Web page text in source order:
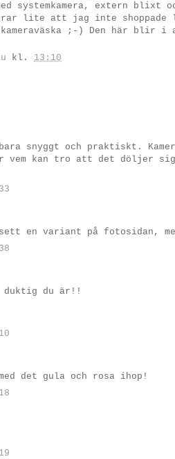
systemkamera, extern
lite att jag inte
;-) Den här
kl. 13:10
snyggt och praktiskt.
vem kan tro att det döljer sig
en variant på fotosidan,
duktig du är!!
det gula och rosa ihop!